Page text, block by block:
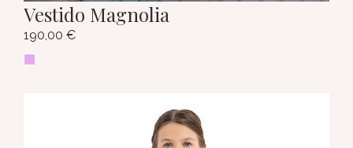
Vestido Magnolia
190,00 €